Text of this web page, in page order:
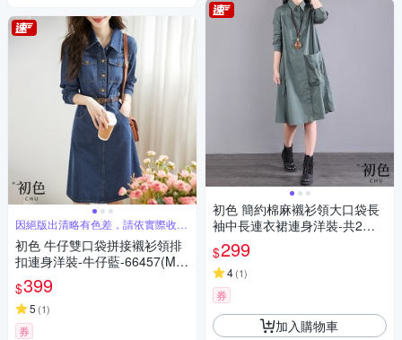
因絕版出清略有色差，請依實際收到
商品為主
初色 牛仔雙口袋拼接襯衫領排
扣連身洋裝-牛仔藍-66457(M-2
XL可選)
$399
5 (1)
券
初色 簡約棉麻襯衫領大口袋長
袖中長連衣裙連身洋裝-共2色-3
2650(M-2XL可選)
$299
4(1)
券
加入購物車